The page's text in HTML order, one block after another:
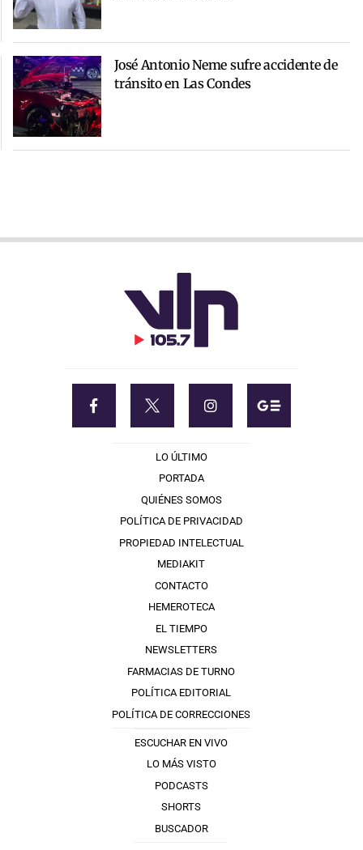
José Antonio Neme sufre accidente de
tránsito en Las Condes
LO ÚLTIMO
PORTADA
QUIÉNES SOMOS
POLÍTICA DE PRIVACIDAD
PROPIEDAD INTELECTUAL
MEDIAKIT
CONTACTO
HEMEROTECA
EL TIEMPO
NEWSLETTERS
FARMACIAS DE TURNO
POLÍTICA EDITORIAL
POLÍTICA DE CORRECCIONES
ESCUCHAR EN VIVO
LO MÁS VISTO
PODCASTS
SHORTS
BUSCADOR